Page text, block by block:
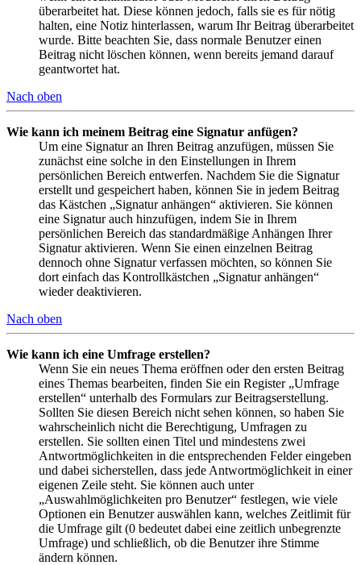
überarbeitet hat. Diese können jedoch, falls sie es für nötig
halten, eine Notiz hinterlassen, warum Ihr Beitrag überarbeitet
wurde. Bitte beachten Sie, dass normale Benutzer einen
Beitrag nicht löschen können, wenn bereits jemand darauf
geantwortet hat.
Nach oben
Wie kann ich meinem Beitrag eine Signatur anfügen?
Um eine Signatur an Ihren Beitrag anzufügen, müssen Sie
zunächst eine solche in den Einstellungen in Ihrem
persönlichen Bereich entwerfen. Nachdem Sie die Signatur
erstellt und gespeichert haben, können Sie in jedem Beitrag
das Kästchen „Signatur anhängen“ aktivieren. Sie können
eine Signatur auch hinzufügen, indem Sie in Ihrem
persönlichen Bereich das standardmäßige Anhängen Ihrer
Signatur aktivieren. Wenn Sie einen einzelnen Beitrag
dennoch ohne Signatur verfassen möchten, so können Sie
dort einfach das Kontrollkästchen „Signatur anhängen“
wieder deaktivieren.
Nach oben
Wie kann ich eine Umfrage erstellen?
Wenn Sie ein neues Thema eröffnen oder den ersten Beitrag
eines Themas bearbeiten, finden Sie ein Register „Umfrage
erstellen“ unterhalb des Formulars zur Beitragserstellung.
Sollten Sie diesen Bereich nicht sehen können, so haben Sie
wahrscheinlich nicht die Berechtigung, Umfragen zu
erstellen. Sie sollten einen Titel und mindestens zwei
Antwortmöglichkeiten in die entsprechenden Felder eingeben
und dabei sicherstellen, dass jede Antwortmöglichkeit in einer
eigenen Zeile steht. Sie können auch unter
„Auswahlmöglichkeiten pro Benutzer“ festlegen, wie viele
Optionen ein Benutzer auswählen kann, welches Zeitlimit für
die Umfrage gilt (0 bedeutet dabei eine zeitlich unbegrenzte
Umfrage) und schließlich, ob die Benutzer ihre Stimme
ändern können.